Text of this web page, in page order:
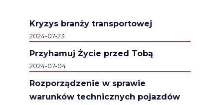
Kryzys branży transportowej
2024-07-23
Przyhamuj Życie przed Tobą
2024-07-04
Rozporządzenie w sprawie
warunków technicznych pojazdów